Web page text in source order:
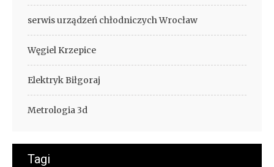
serwis urządzeń chłodniczych Wrocław
Węgiel Krzepice
Elektryk Biłgoraj
Metrologia 3d
Tagi